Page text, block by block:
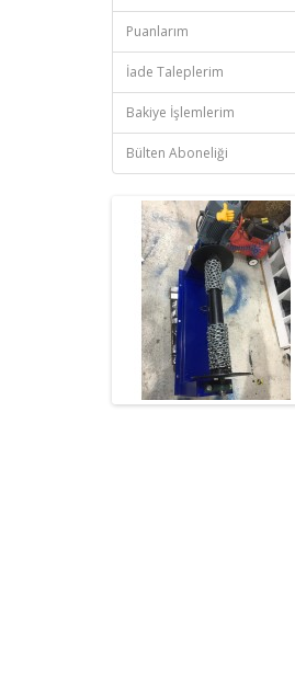
Puanlarım
İade Taleplerim
Bakiye İşlemlerim
Bülten Aboneliği